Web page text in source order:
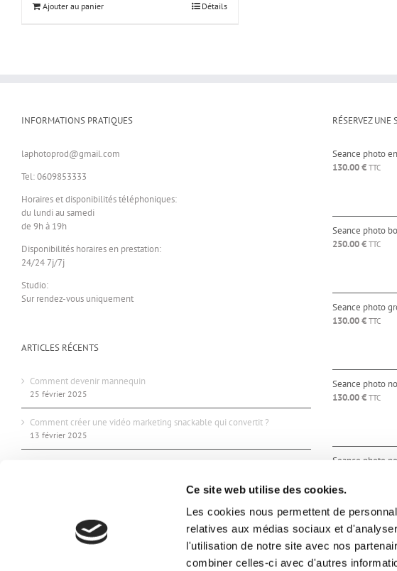
Ce site web utilise des cookies.
Les cookies nous permettent de
relatives aux médias sociaux et
l'utilisation de notre site avec nos
combiner celles-ci avec d'autres
Ajouter au panier Détails
INFORMATIONS PRATIQUES
laphotoprod@gmail.com
Tel: 0609853333
Horaires et disponibilités téléphoniques:
du lundi au samedi
de 9h à 19h
Disponibilités horaires en prestation:
24/24 7j/7j
Studio:
Sur rendez-vous uniquement
ARTICLES RÉCENTS
Comment devenir mannequin
25 février 2025
Comment créer une vidéo marketing snackable qui convertit ?
13 février 2025
RÉSERVEZ UNE
Seance photo
130.00€ TTC
Seance photo
250.00€ TTC
Seance photo
130.00€ TTC
Seance photo
130.00€ TTC
Seance photo